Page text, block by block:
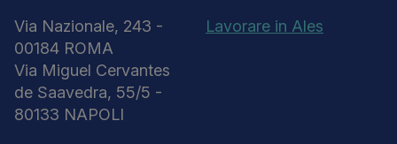
Via Nazionale, 243 -
00184 ROMA
Via Miguel Cervantes
de Saavedra, 55/5 -
80133 NAPOLI
Lavorare in Ales